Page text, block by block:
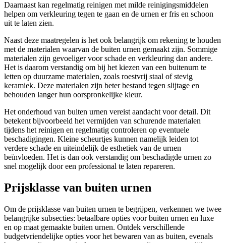
Daarnaast kan regelmatig reinigen met milde reinigingsmiddelen
helpen om verkleuring tegen te gaan en de urnen er fris en schoon
uit te laten zien.
Naast deze maatregelen is het ook belangrijk om rekening te houden
met de materialen waarvan de buiten urnen gemaakt zijn. Sommige
materialen zijn gevoeliger voor schade en verkleuring dan andere.
Het is daarom verstandig om bij het kiezen van een buitenurn te
letten op duurzame materialen, zoals roestvrij staal of stevig
keramiek. Deze materialen zijn beter bestand tegen slijtage en
behouden langer hun oorspronkelijke kleur.
Het onderhoud van buiten urnen vereist aandacht voor detail. Dit
betekent bijvoorbeeld het vermijden van schurende materialen
tijdens het reinigen en regelmatig controleren op eventuele
beschadigingen. Kleine scheurtjes kunnen namelijk leiden tot
verdere schade en uiteindelijk de esthetiek van de urnen
beïnvloeden. Het is dan ook verstandig om beschadigde urnen zo
snel mogelijk door een professional te laten repareren.
Prijsklasse van buiten urnen
Om de prijsklasse van buiten urnen te begrijpen, verkennen we twee
belangrijke subsecties: betaalbare opties voor buiten urnen en luxe
en op maat gemaakte buiten urnen. Ontdek verschillende
budgetvriendelijke opties voor het bewaren van as buiten, evenals